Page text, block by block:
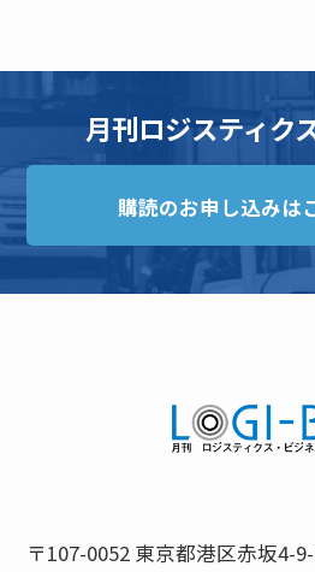
月刊ロジスティク
購読のお申し込みは
〒107-0052 東京都港区赤坂4-